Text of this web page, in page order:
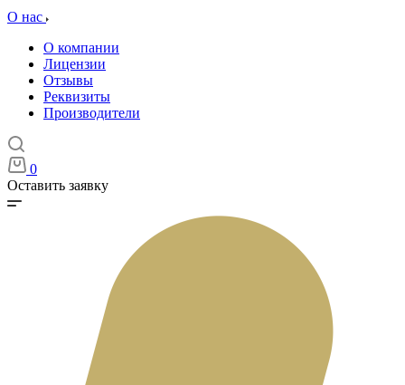
О нас
О компании
Лицензии
Отзывы
Реквизиты
Производители
0
Оставить заявку